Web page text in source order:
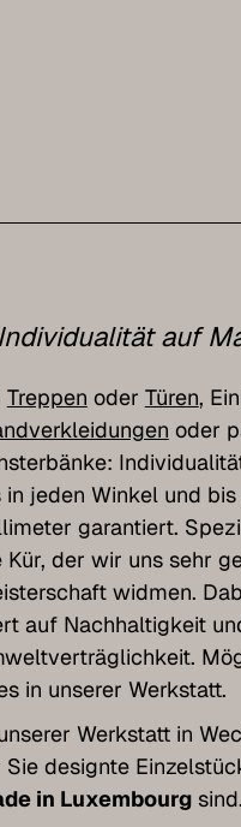
Individualität auf
Treppen oder Türen,
oder
in jeden Winkel und
garantiert.
Kür, der wir uns sehr
widmen.
auf Nachhaltigkeit
in unserer Werkstatt.
Werkstatt in
Sie designte
in Luxembourgsind.